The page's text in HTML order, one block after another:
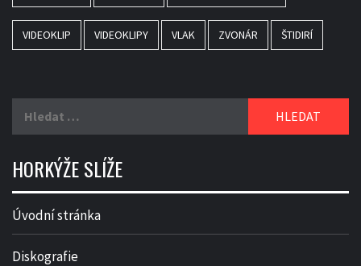
VIDEOKLIP VIDEOKLIPY VLAK ZVONÁR ŠTIDIRÍ
HORKÝŽE SLÍŽE
Úvodní stránka
Diskografie